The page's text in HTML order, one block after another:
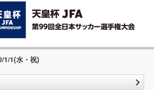
1/1(水・祝)